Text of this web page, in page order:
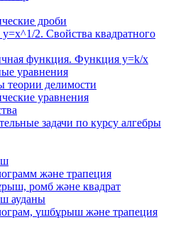
дроби
2. Свойства квадратного
функция. Функция у=k/x
уравнения
теории делимости
уравнения
задачи по курсу алгебры
және трапеция
ромб және квадрат
ауданы
үшбұрыш және трапеция